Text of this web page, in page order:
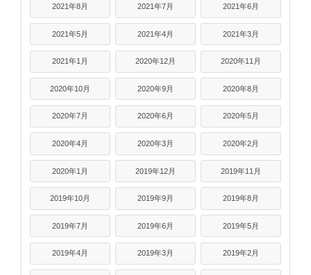
2021年8月 2021年7月 2021年6月
2021年5月 2021年4月 2021年3月
2021年1月 2020年12月 2020年11月
2020年10月 2020年9月 2020年8月
2020年7月 2020年6月 2020年5月
2020年4月 2020年3月 2020年2月
2020年1月 2019年12月 2019年11月
2019年10月 2019年9月 2019年8月
2019年7月 2019年6月 2019年5月
2019年4月 2019年3月 2019年2月